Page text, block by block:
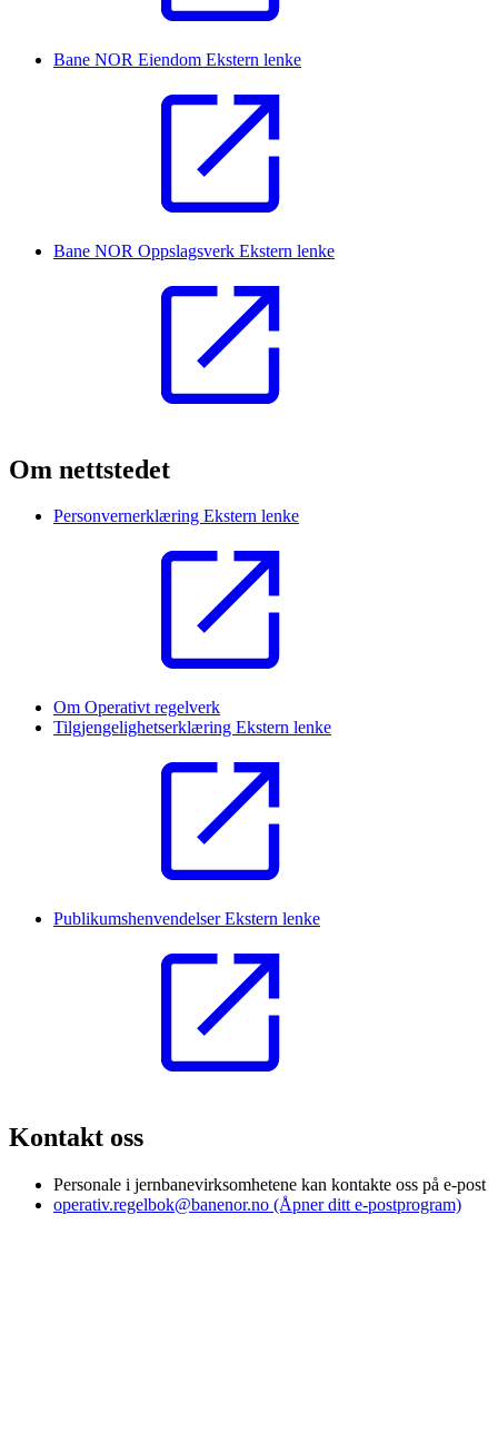
Bane NOR Eiendom Ekstern lenke
Bane NOR Oppslagsverk Ekstern lenke
Om nettstedet
Personvernerklæring Ekstern lenke
Om Operativt regelverk
Tilgjengelighetserklæring Ekstern lenke
PublikumshenvendelserEkstern lenke
Kontakt oss
Personale i jernbanevirksomhetene kan kontakte oss på e-post
operativ.regelbok@banenor.no (Åpner ditt e-postprogram)